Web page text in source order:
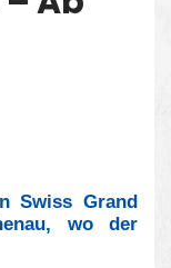
Swiss Grand
wo der